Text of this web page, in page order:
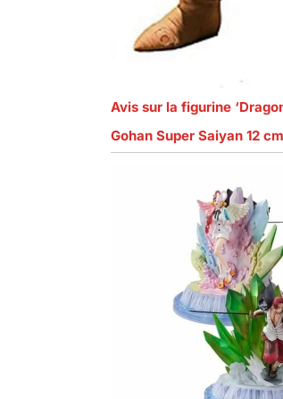
Avis sur la figurine
Gohan Super Saiyan 12 cm